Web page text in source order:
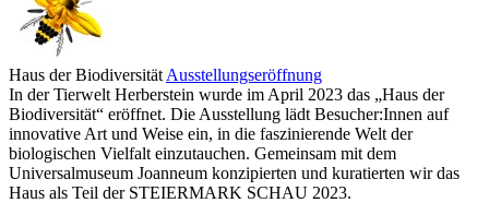
Haus der Biodiversität Ausstellungseröffnung
In der Tierwelt Herberstein wurde im April 2023 das „Haus der
Biodiversität“ eröffnet. Die Ausstellung lädt Besucher:Innen auf
innovative Art und Weise ein, in die faszinierende Welt der
biologischen Vielfalt einzutauchen. Gemeinsam mit dem
Universalmuseum Joanneum konzipierten und kuratierten wir das
Haus als Teil der STEIERMARK SCHAU 2023.